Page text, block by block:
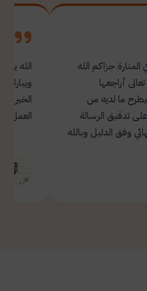
جزاكم الله
الله تعالى أراجعها
ما لديه من
على تدقيق الرسالة
وفق الدليل وبالله
الله
العمل.